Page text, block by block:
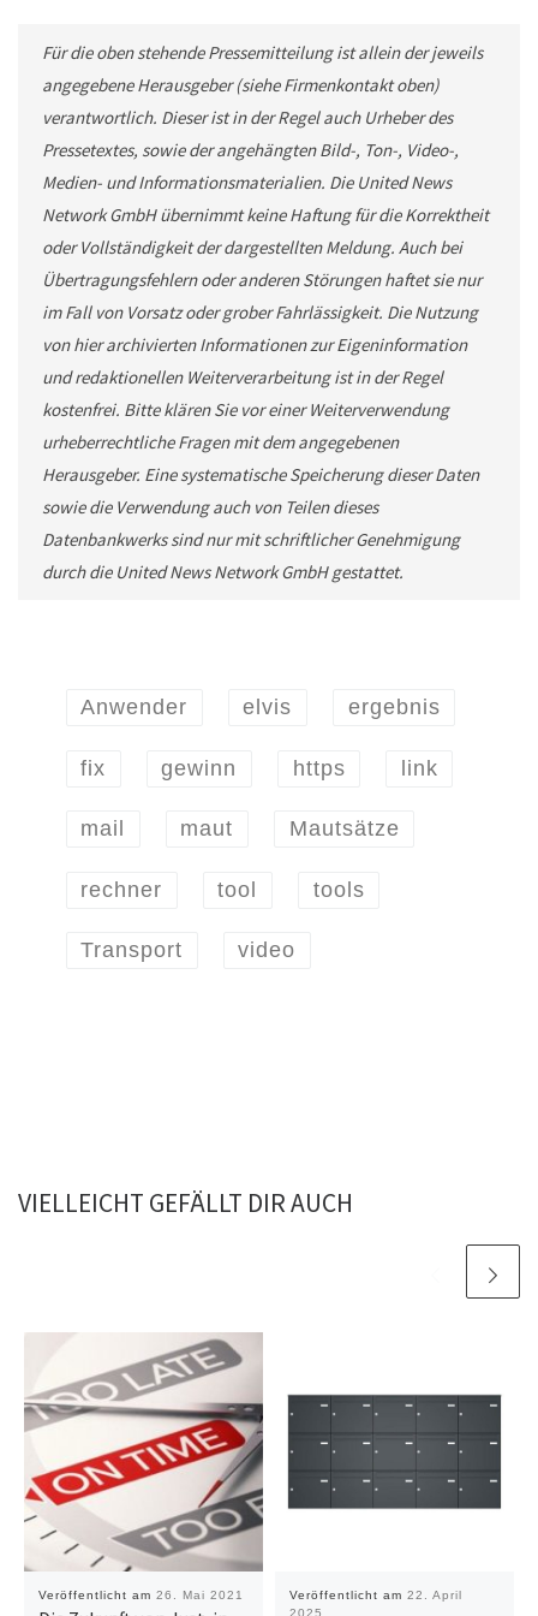
Für die oben stehende Pressemitteilung ist allein der jeweils
angegebene Herausgeber (siehe Firmenkontakt oben)
verantwortlich. Dieser ist in der Regel auch Urheber des
Pressetextes, sowie der angehängten Bild-, Ton-, Video-,
Medien- und Informationsmaterialien. Die United News
Network GmbH übernimmt keine Haftung für die Korrektheit
oder Vollständigkeit der dargestellten Meldung. Auch bei
Übertragungsfehlern oder anderen Störungen haftet sie nur
im Fall von Vorsatz oder grober Fahrlässigkeit. Die Nutzung
von hier archivierten Informationen zur Eigeninformation
und redaktionellen Weiterverarbeitung ist in der Regel
kostenfrei. Bitte klären Sie vor einer Weiterverwendung
urheberrechtliche Fragen mit dem angegebenen
Herausgeber. Eine systematische Speicherung dieser Daten
sowie die Verwendung auch von Teilen dieses
Datenbankwerks sind nur mit schriftlicher Genehmigung
durch die United News Network GmbH gestattet.
Anwender elvis ergebnis
fix gewinn https link
mail maut Mautsätze
rechner tool tools
Transport video
VIELLEICHT GEFÄLLT DIR AUCH
Veröffentlicht am 26. Mai 2021 Veröffentlicht am 22. April
2025